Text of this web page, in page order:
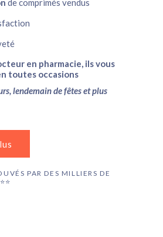
de comprimés vendus
en pharmacie, ils vous
toutes occasions
lendemain de fêtes et plus
PAR DES MILLIERS DE